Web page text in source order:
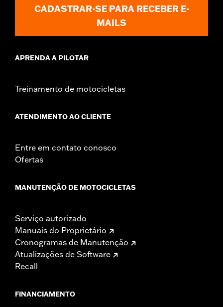
CADASTRAR-SE PARA RECEBER E-
MAILS
APRENDA A PILOTAR
Treinamento de motocicletas
ATENDIMENTO AO CLIENTE
Entre em contato conosco
Ofertas
MANUTENÇÃO DE MOTOCICLETAS
Serviço autorizado
Manuais do Proprietário
Cronogramas de Manutenção
Atualizações de Software
Recall
FINANCIAMENTO